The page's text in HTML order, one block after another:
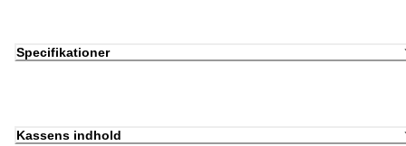
Specifikationer
Kassens indhold